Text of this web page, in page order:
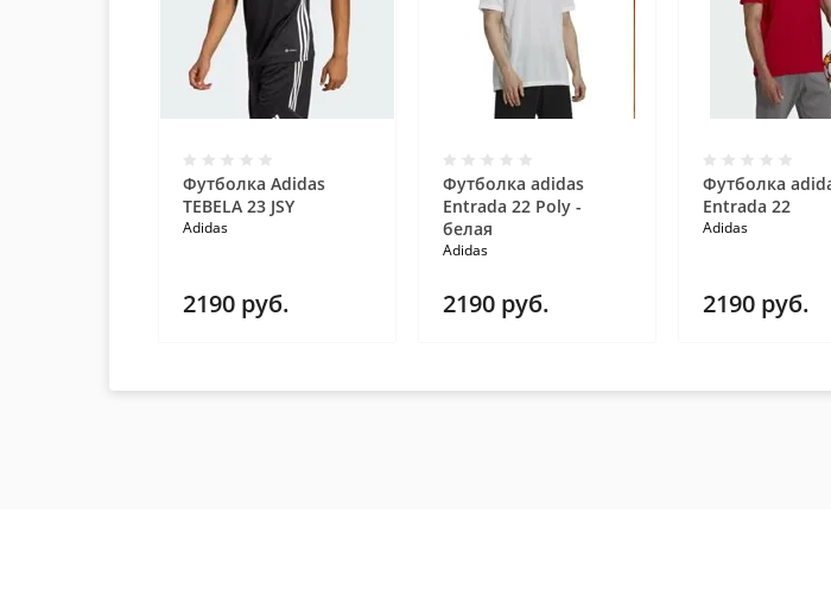
Футболка Adidas
TEBELA 23 JSY
Adidas
2190 руб.
Футболка adidas
Entrada 22 Poly -
белая
Adidas
2190 руб.
Футболка
Entrada 22
Adidas
2190 руб.